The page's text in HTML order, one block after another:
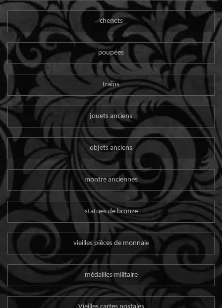
chenets
poupées
trains
jouets anciens
objets anciens
montre anciennes
statues de bronze
vieilles pièces de monnaie
médailles militaire